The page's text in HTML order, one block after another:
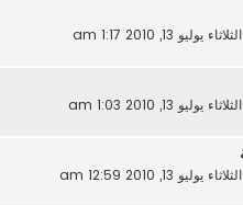
الثلاثاء يوليو 13, 2010 1:17 am
الثلاثاء يوليو 13, 2010 1:03 am
الثلاثاء يوليو 13, 2010 12:59 am